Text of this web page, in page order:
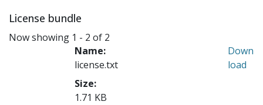
License bundle
Now showing 1 - 2 of 2
Name:
license.txt
Size:
1.71 KB
Down
load